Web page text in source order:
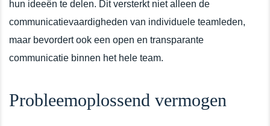
hun ideeën te delen. Dit versterkt niet alleen de
communicatievaardigheden van individuele teamleden,
maar bevordert ook een open en transparante
communicatie binnen het hele team.
Probleemoplossend vermogen